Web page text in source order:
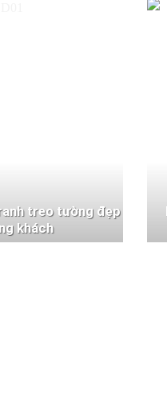
treo tường đẹp
khách